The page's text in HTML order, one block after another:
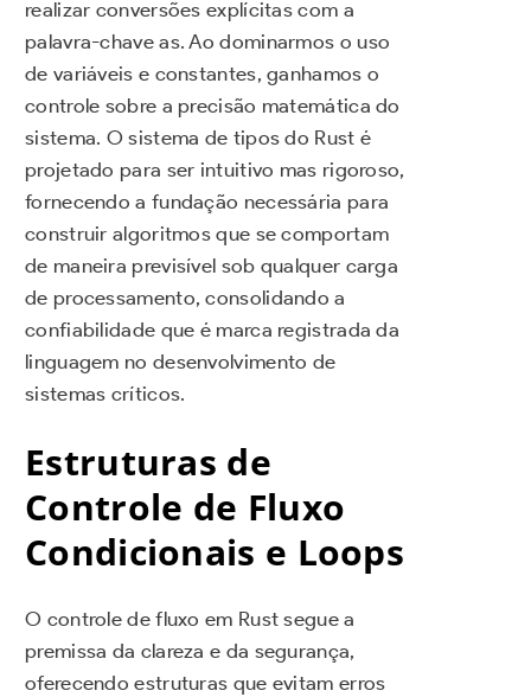
realizar conversões explícitas com a
palavra-chave as. Ao dominarmos o uso
de variáveis e constantes, ganhamos o
controle sobre a precisão matemática do
sistema. O sistema de tipos do Rust é
projetado para ser intuitivo mas rigoroso,
fornecendo a fundação necessária para
construir algoritmos que se comportam
de maneira previsível sob qualquer carga
de processamento, consolidando a
confiabilidade que é marca registrada da
linguagem no desenvolvimento de
sistemas críticos.
Estruturas de
Controle de Fluxo
Condicionais e Loops
O controle de fluxo em Rust segue a
premissa da clareza e da segurança,
oferecendo estruturas que evitam erros